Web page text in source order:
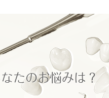
たのお悩みは？